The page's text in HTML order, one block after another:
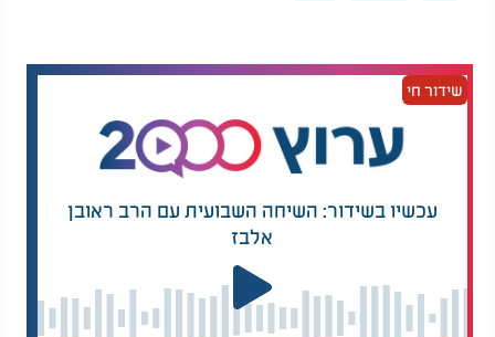
שידור חי
עכשיו בשידור: השיחה השבועית עם הרב ראובן
אלבז